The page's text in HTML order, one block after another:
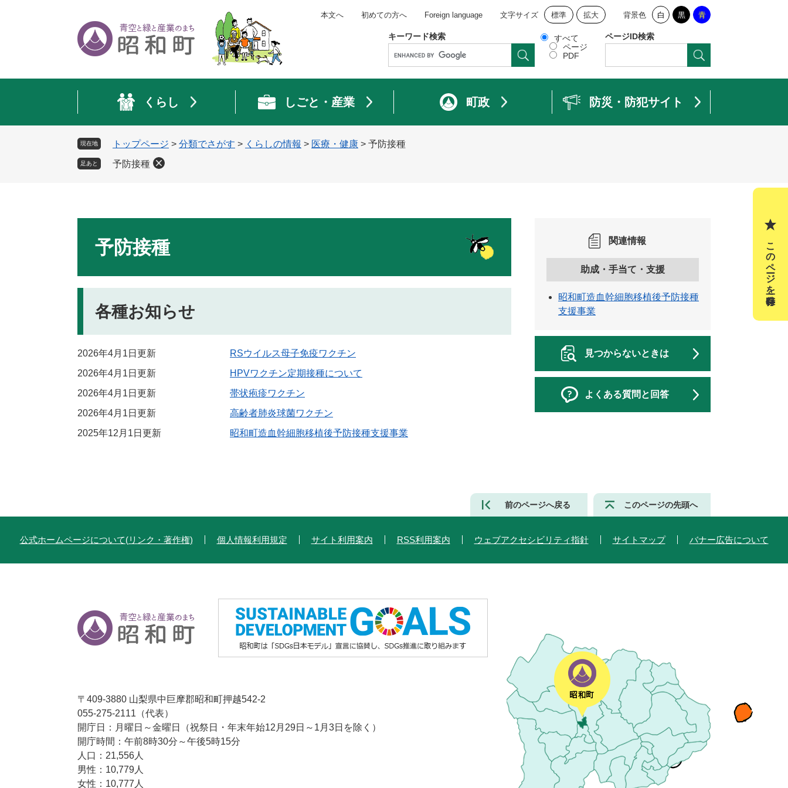
頭
飛
本文へ 初めての方へ Foreign language 文字サイズ 標準 拡大 背景色 白 黒 青
キーワード検索
すべて
ページ
PDF
ページID検索
くらし しごと・産業 町政 防災・防犯サイト
現在地 トップページ > 分類でさがす > くらしの情報 > 医療・健康 > 予防接種
足あと 予防接種
予防接種
各種お知らせ
2026年4月1日更新
RSウイルス母子免疫ワクチン
2026年4月1日更新
HPVワクチン定期接種について
2026年4月1日更新
帯状疱疹ワクチン
2026年4月1日更新
高齢者肺炎球菌ワクチン
2025年12月1日更新
昭和町造血幹細胞移植後予防接種支援事業
関連情報
助成・手当て・支援
昭和町造血幹細胞移植後予防接種
支援事業
見つからないときは
よくある質問と回答
前のページへ戻る このページの先頭へ
公式ホームページについて(リンク・著作権) 個人情報利用規定 サイト利用案内 RSS利用案内 ウェブアクセシビリティ指針 サイトマップ バナー広告について
〒409-3880 山梨県中巨摩郡昭和町押越542-2
055-275-2111（代表）
開庁日：月曜日～金曜日（祝祭日・年末年始12月29日～1月3日を除く）
開庁時間：午前8時30分～午後5時15分
人口：21,556人
男性：10,779人
女性：10,777人
このページを一時保存